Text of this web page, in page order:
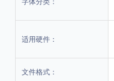
适用硬件：
文件格式：